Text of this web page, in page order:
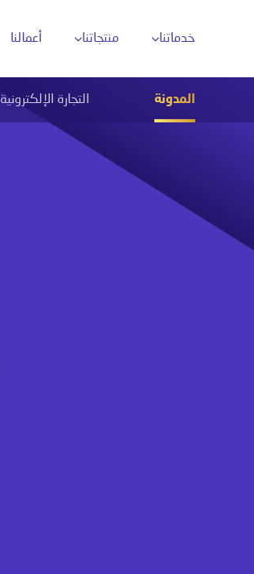
خدماتنا
خرائط جوجل
منتجاتنا أعمالنا
المدونة التجارة الإلكترونية